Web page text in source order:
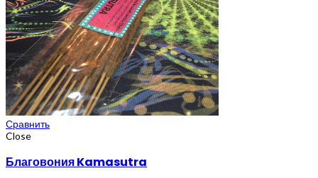
Сравнить
Close
Благовония Kamasutra